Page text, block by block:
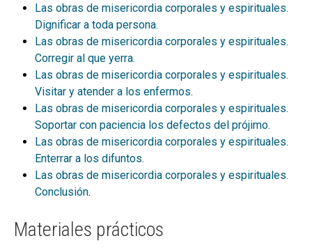
Las obras de misericordia corporales y espirituales.
Dignificar a toda persona.
Las obras de misericordia corporales y espirituales.
Corregir al que yerra.
Las obras de misericordia corporales y espirituales.
Visitar y atender a los enfermos.
Las obras de misericordia corporales y espirituales.
Soportar con paciencia los defectos del prójimo.
Las obras de misericordia corporales y espirituales.
Enterrar a los difuntos.
Las obras de misericordia corporales y espirituales.
Conclusión.
Materiales prácticos